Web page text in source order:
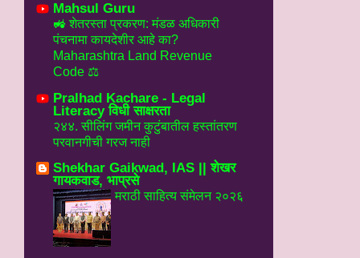
Mahsul Guru
🚜 शेतरस्ता प्रकरण: मंडळ अधिकारी
पंचनामा कायदेशीर आहे का?
Maharashtra Land Revenue
Code ⚖️
Pralhad Kachare - Legal
Literacy विधी साक्षरता
२४४. सीलिंग जमीन कुटुंबातील हस्तांतरण
परवानगीची गरज नाही
Shekhar Gaikwad, IAS || शेखर
गायकवाड, भाप्रसे
मराठी साहित्य संमेलन २०२६